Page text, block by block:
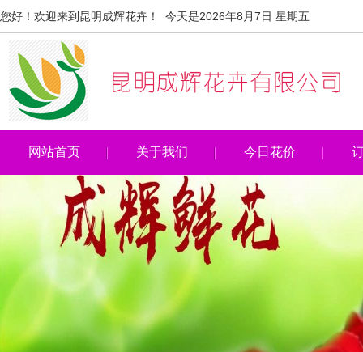
您好！欢迎来到昆明成辉花卉！ 今天是2026年8月7日 星期五
网站首页 关于我们 今日花价